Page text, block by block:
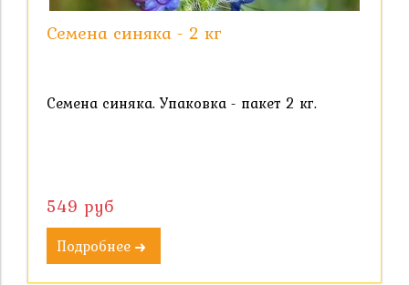
Семена синяка - 2 кг
Семена синяка. Упаковка - пакет 2 кг.
549 руб
Подробнее